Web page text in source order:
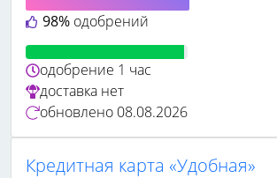
98% одобрений
одобрение 1 час
доставка нет
обновлено 08.08.2026
Кредитная карта «Удобная»